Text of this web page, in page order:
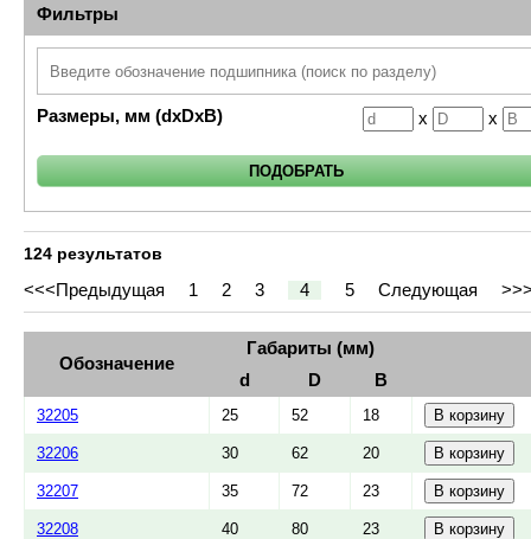
Фильтры
Размеры, мм (dxDxB) x x
124 результатов
<<<Предыдущая 1 2 3 4 5 Следующая
Обозначение
Габариты (мм)
d
D B
32205 25 52 18
32206 30 62 20
32207 35 72 23
32208 40 80 23